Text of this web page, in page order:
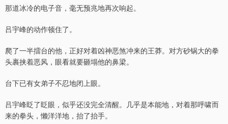
那道冰冷的电子音，毫无预兆地再次响起。
吕宇峰的动作顿住了。
爬了一半擂台的他，正好对着凶神恶煞冲来的王莽。对方砂锅大的拳
头裹挟着恶风，眼看就要砸塌他的鼻梁。
台下已有女弟子不忍地闭上眼。
吕宇峰眨了眨眼，似乎还没完全清醒。几乎是本能地，对着那呼啸而
来的拳头，懒洋洋地，抬了抬手。